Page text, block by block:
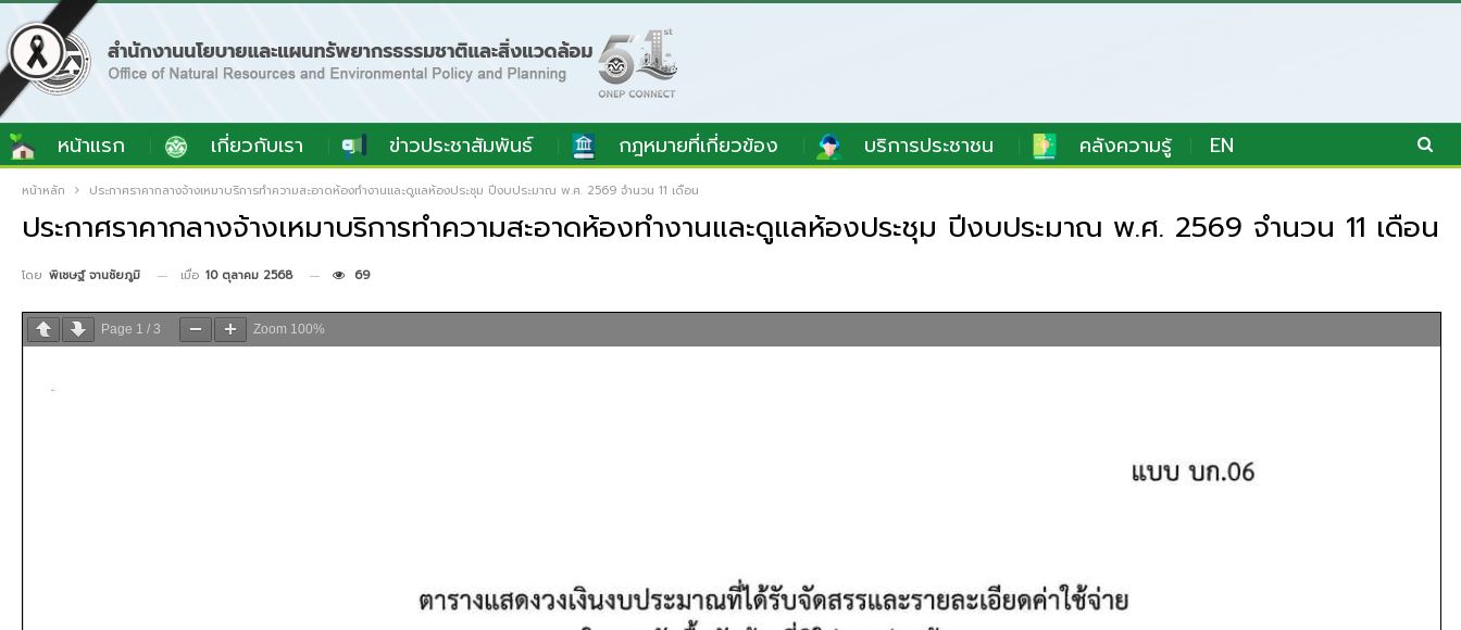
หน้าแรก เกี่ยวกับเรา ข่าวประชาสัมพันธ์ กฎหมายที่เกี่ยวข้อง บริการประชาชน คลังความรู้ EN
หน้าหลัก ประกาศราคากลางจ้างเหมาบริการทำความสะอาดห้องทำงานและดูแลห้องประชุม ปีงบประมาณ พ.ศ. 2569 จำนวน 11 เดือน
ประกาศราคากลางจ้างเหมาบริการทำความสะอาดห้องทำงานและดูแลห้องประชุม ปีงบประมาณ พ.ศ. 2569 จำนวน 11 เดือน
โดย พิเชษฐ์ จานชัยภูมิ เมื่อ 10 ตุลาคม 2568 69
Page 1 / 3 Zoom 100%